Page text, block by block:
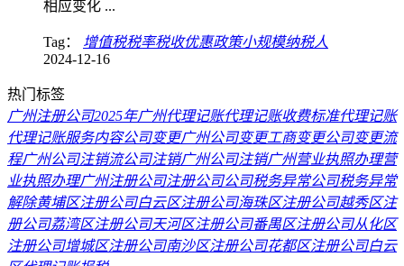
相应变化 ...
Tag： 增值税税率税收优惠政策​小规模纳税人
2024-12-16
热门标签
广州注册公司2025年广州代理记账代理记账收费标准代理记账
代理记账服务内容公司变更广州公司变更工商变更公司变更流
程广州公司注销流公司注销广州公司注销广州营业执照办理营
业执照办理广州注册公司注册公司公司税务异常公司税务异常
解除黄埔区注册公司白云区注册公司海珠区注册公司越秀区注
册公司荔湾区注册公司天河区注册公司番禺区注册公司从化区
注册公司增城区注册公司南沙区注册公司花都区注册公司白云